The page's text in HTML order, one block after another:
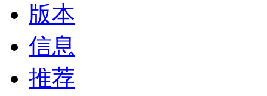
版本
信息
推荐